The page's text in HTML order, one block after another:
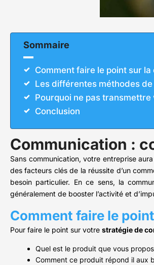
Sommaire
Comment faire le point sur
Les différentes méthodes
Pourquoi ne pas
Conclusion
Communication :
Sans communication, votre entreprise
des facteurs clés de la réussite d’un
besoin particulier. En ce sens, la
généralement de booster l’activité et
Comment faire le
Pour faire le point sur votre stratégie de
Quel est le produit que vous
Comment ce produit répond il aux